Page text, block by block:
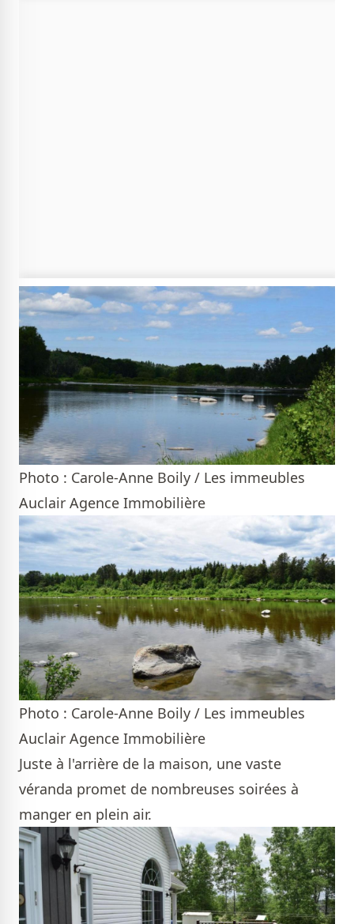
Photo : Carole-Anne Boily / Les immeubles
Auclair Agence Immobilière
Photo : Carole-Anne Boily / Les immeubles
Auclair Agence Immobilière
Juste à l'arrière de la maison, une vaste
véranda promet de nombreuses soirées à
manger en plein air.